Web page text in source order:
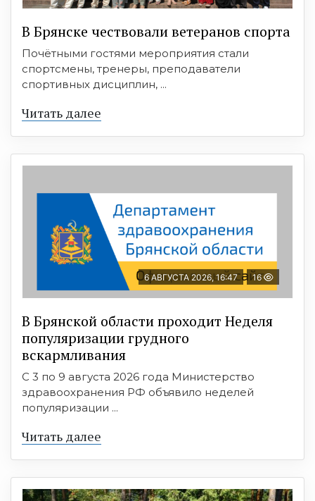
В Брянске чествовали ветеранов спорта
Почётными гостями мероприятия стали
спортсмены, тренеры, преподаватели
спортивных дисциплин, ...
Читать далее
6 АВГУСТА 2026, 16:47 16
В Брянской области проходит Неделя
популяризации грудного
вскармливания
С 3 по 9 августа 2026 года Министерство
здравоохранения РФ объявило неделей
популяризации ...
Читать далее